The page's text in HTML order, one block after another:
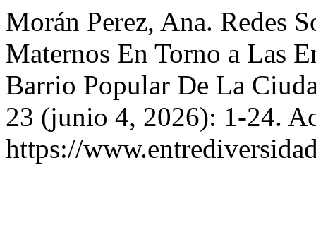
Morán Perez, Ana. Redes
Maternos En Torno a Las
Barrio Popular De La
23 (junio 4, 2026): 1-24.
https://